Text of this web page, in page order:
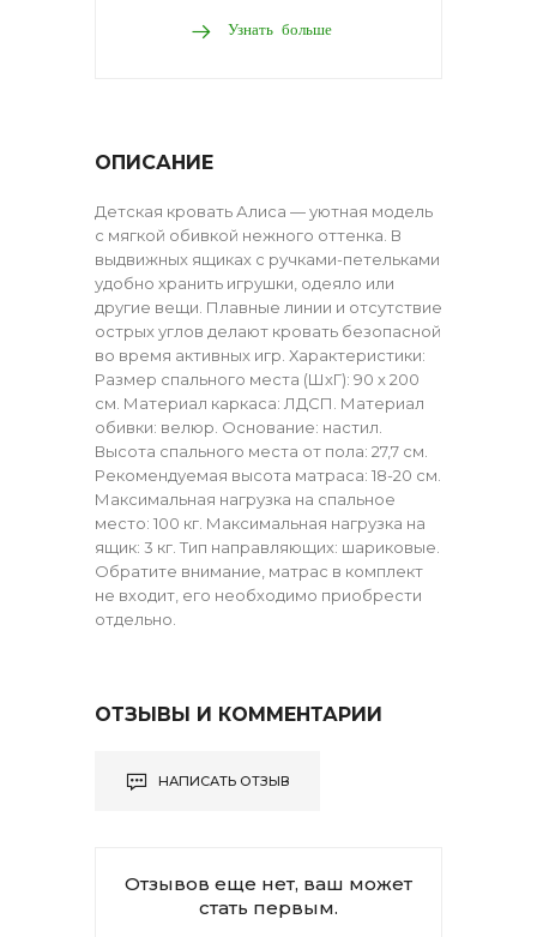
Узнать больше
ОПИСАНИЕ
Детская кровать Алиса — уютная модель
с мягкой обивкой нежного оттенка. В
выдвижных ящиках с ручками-петельками
удобно хранить игрушки, одеяло или
другие вещи. Плавные линии и отсутствие
острых углов делают кровать безопасной
во время активных игр. Характеристики:
Размер спального места (ШхГ): 90 х 200
см. Материал каркаса: ЛДСП. Материал
обивки: велюр. Основание: настил.
Высота спального места от пола: 27,7 см.
Рекомендуемая высота матраса: 18-20 см.
Максимальная нагрузка на спальное
место: 100 кг. Максимальная нагрузка на
ящик: 3 кг. Тип направляющих: шариковые.
Обратите внимание, матрас в комплект
не входит, его необходимо приобрести
отдельно.
ОТЗЫВЫ И КОММЕНТАРИИ
НАПИСАТЬ ОТЗЫВ
Отзывов еще нет, ваш может
стать первым.